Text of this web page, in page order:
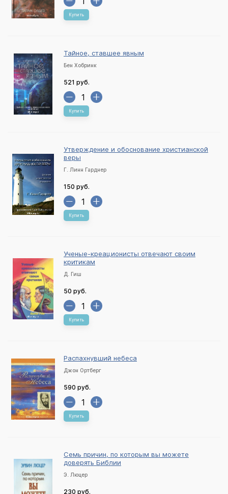
Купить
Тайное, ставшее явным
Бен Хобринк
521 руб.
Купить
Утверждение и обоснование христианской
веры
Г. Линн Гарднер
150 руб.
Купить
Ученые-креационисты отвечают своим
критикам
Д. Гиш
50 руб.
Купить
Распахнувший небеса
Джон Ортберг
590 руб.
Купить
Семь причин, по которым вы можете
доверять Библии
Э. Люцер
230 руб.